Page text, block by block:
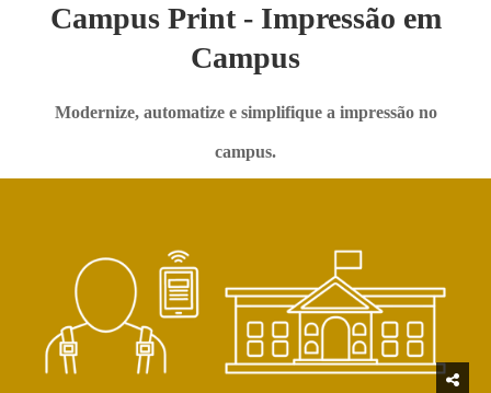
Campus Print - Impressão em
Campus
Modernize, automatize e simplifique a impressão no
campus.